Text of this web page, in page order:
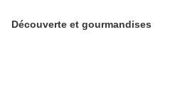
Découverte et gourmandises